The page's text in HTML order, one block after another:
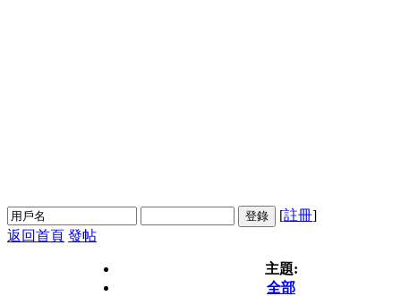
登錄 [註冊]
返回首頁 發帖
主題:
全部